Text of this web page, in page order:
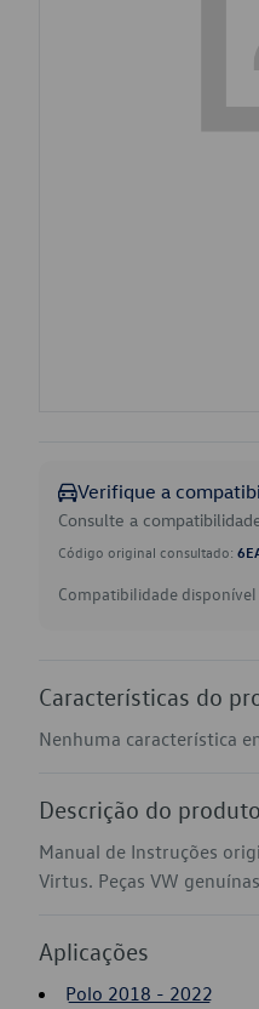
Verifique a
Consulte a
Código original consultado:
Compatibilidade
Características do
Nenhuma característica
Descrição do produto
Manual de Instruções
Virtus. Peças VW
Aplicações
Polo 2018 - 2022